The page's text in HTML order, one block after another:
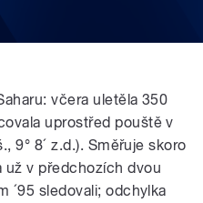
včera uletěla 350
uprostřed pouště v
9° 8´ z.d.). Směřuje skoro
už v předchozích dvou
´95 sledovali; odchylka